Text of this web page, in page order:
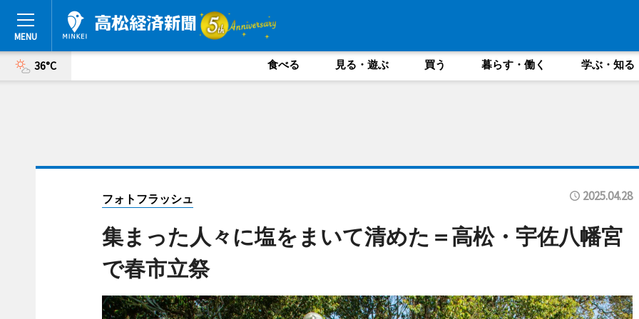
36°C 食べる 見る・遊ぶ 買う 暮らす・働く 学ぶ・知る
フォトフラッシュ 2025.04.28
集まった人々に塩をまいて清めた＝高松・宇佐八幡宮
で春市立祭